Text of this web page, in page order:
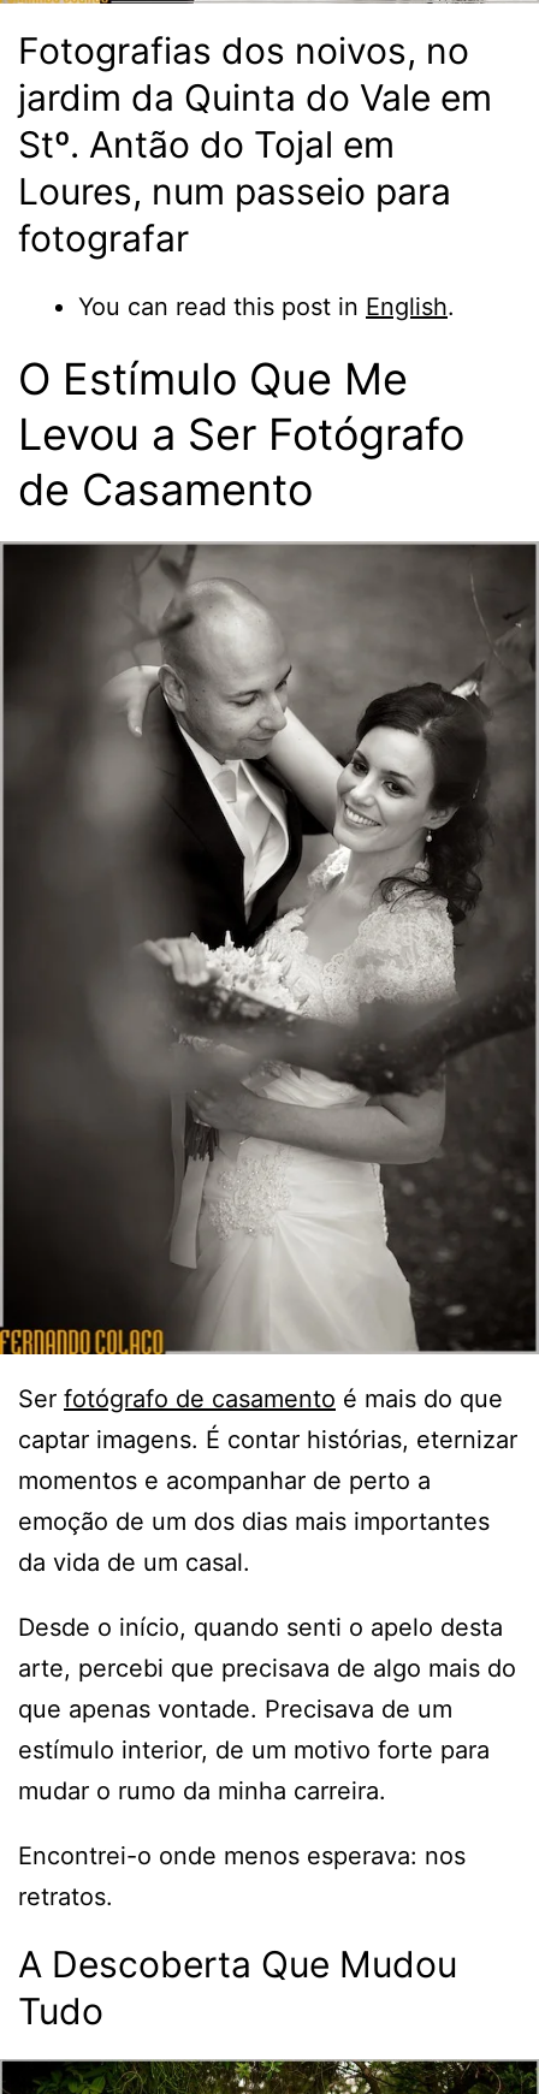
Fotografias dos noivos, no
jardim da Quinta do Vale em
Stº. Antão do Tojal em
Loures, num passeio para
fotografar
You can read this post in English.
O Estímulo Que Me
Levou a Ser Fotógrafo
de Casamento
Ser fotógrafo de casamento é mais do que
captar imagens. É contar histórias, eternizar
momentos e acompanhar de perto a
emoção de um dos dias mais importantes
da vida de um casal.
Desde o início, quando senti o apelo desta
arte, percebi que precisava de algo mais do
que apenas vontade. Precisava de um
estímulo interior, de um motivo forte para
mudar o rumo da minha carreira.
Encontrei-o onde menos esperava: nos
retratos.
A Descoberta Que Mudou
Tudo